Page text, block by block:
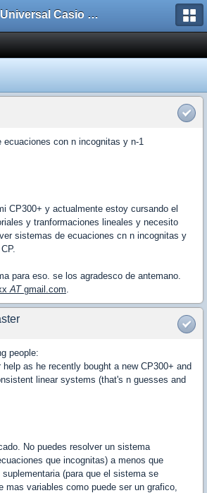
Universal Casio Forum
ecuaciones con n incognitas y n-1
CP300+ y actualmente estoy cursando el
y tranformaciones lineales y necesito
sistemas de ecuaciones cn n incognitas y
para eso. se los agradesco de antemano.
AT gmail.com.
people:
as he recently bought a new CP300+ and
linear systems (that's n guesses and
No puedes resolver un sistema
que incognitas) a menos que
(para que el sistema se
mas variables como puede ser un grafico,